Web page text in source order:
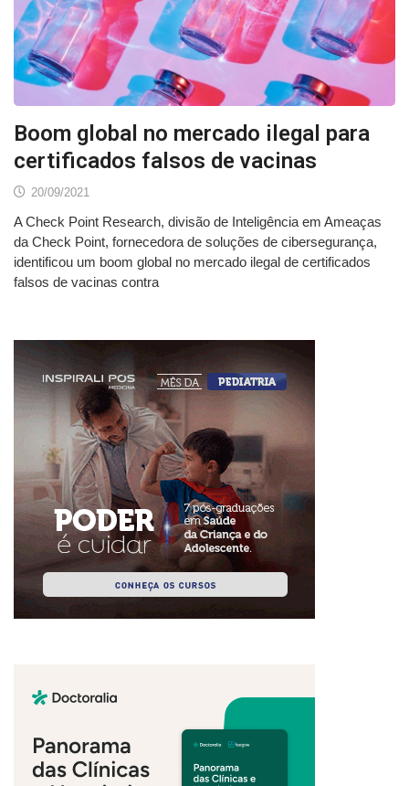
Boom global no mercado ilegal para
certificados falsos de vacinas
20/09/2021
A Check Point Research, divisão de Inteligência em Ameaças
da Check Point, fornecedora de soluções de cibersegurança,
identificou um boom global no mercado ilegal de certificados
falsos de vacinas contra